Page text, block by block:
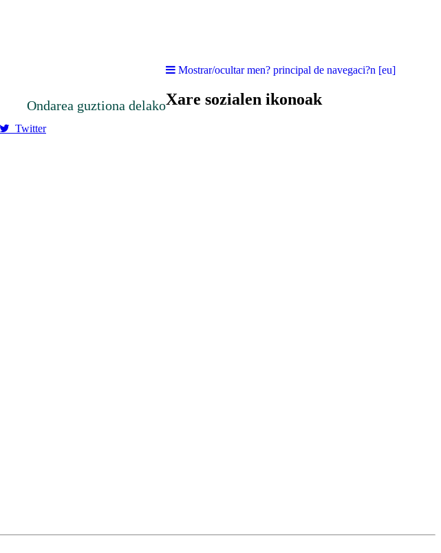
Ondarea guztiona delako
Mostrar/ocultar men? principal de navegaci?n [eu]
Xare sozialen ikonoak
Twitter